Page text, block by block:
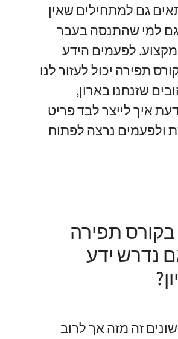
גם למתחילים שאין
למי שהתנסה בעבר
לפעמים הידע
תפירה יכול לעזור לנו
שזנחנו בארון,
איך לייצר לבד פריט
ולפעמים נרצה לפתוח
תפירה
נדרש ידע
זה מזה אך לרוב